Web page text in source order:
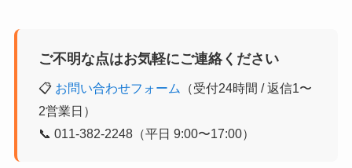
ご不明な点はお気軽にご連絡ください
📋 お問い合わせフォーム （受付24時間 / 返信1〜
2営業日）
📞 011-382-2248（平日 9:00〜17:00）